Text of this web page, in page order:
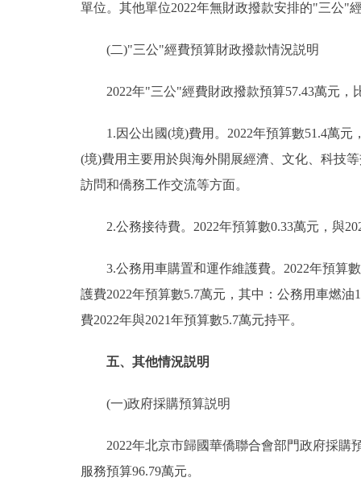
單位。其他單位2022年無財政撥款安排的"三公"
(二)"三公"經費預算財政撥款情況説明
2022年"三公"經費財政撥款預算57.43萬元，
1.因公出國(境)費用。2022年預算數51.4萬元
(境)費用主要用於與海外開展經濟、文化、科技
訪問和僑務工作交流等方面。
2.公務接待費。2022年預算數0.33萬元，與
3.公務用車購置和運作維護費。2022年預算數
護費2022年預算數5.7萬元，其中：公務用車燃
費2022年與2021年預算數5.7萬元持平。
五、其他情況説明
(一)政府採購預算説明
2022年北京市歸國華僑聯合會部門政府採購預
服務預算96.79萬元。